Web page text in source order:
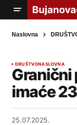
Naslovna
DRUŠTVONASLOVNA
Granični
imaće
25.07.2025.